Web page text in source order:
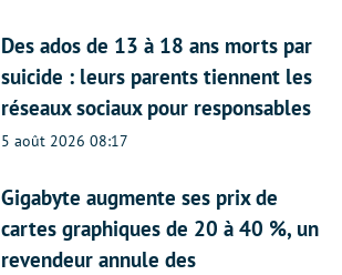
Des ados de 13 à 18 ans morts par
suicide : leurs parents tiennent les
réseaux sociaux pour responsables
5 août 2026 08:17
Gigabyte augmente ses prix de
cartes graphiques de 20 à 40 %, un
revendeur annule des